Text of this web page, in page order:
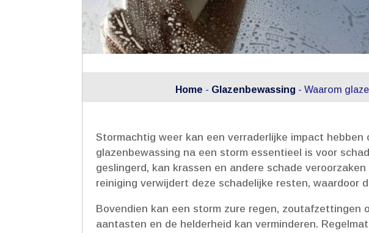
Home - Glazenbewassing - Waarom
Stormachtig weer kan een verraderlijke impact
glazenbewassing na een storm essentieel is voor
geslingerd, kan krassen en andere schade
reiniging verwijdert deze schadelijke resten, waardoor
Bovendien kan een storm zure regen,
aantasten en de helderheid kan verminderen.​